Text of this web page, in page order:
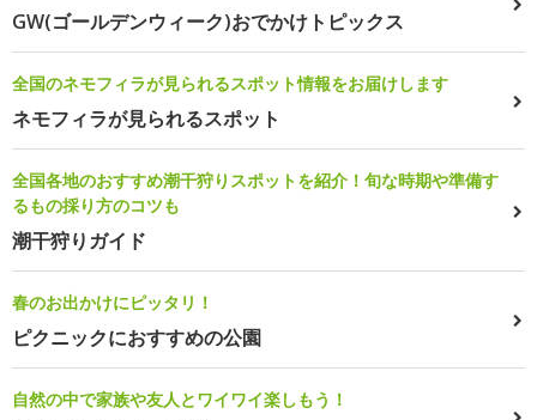
GW(ゴールデンウィーク)おでかけトピックス
全国のネモフィラが見られるスポット情報をお届けします
ネモフィラが見られるスポット
全国各地のおすすめ潮干狩りスポットを紹介！旬な時期や準備す
るもの採り方のコツも
潮干狩りガイド
春のお出かけにピッタリ！
ピクニックにおすすめの公園
自然の中で家族や友人とワイワイ楽しもう！